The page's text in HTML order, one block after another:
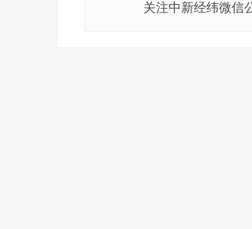
关注中新经纬微信